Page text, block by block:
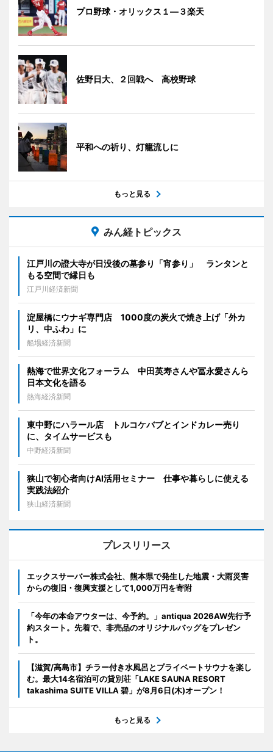
プロ野球・オリックス１―３楽天
佐野日大、２回戦へ 高校野球
平和への祈り、灯籠流しに
もっと見る
みん経トピックス
江戸川の證大寺が日没後の墓参り「宵参り」 ランタンと
もる空間で縁日も
江戸川経済新聞
淀屋橋にウナギ専門店 1000度の炭火で焼き上げ「外カ
リ、中ふわ」に
船場経済新聞
熱海で世界文化フォーラム 中田英寿さんや冨永愛さんら
日本文化を語る
熱海経済新聞
東中野にハラール店 トルコケバブとインドカレー売り
に、タイムサービスも
中野経済新聞
狭山で初心者向けAI活用セミナー 仕事や暮らしに使える
実践法紹介
狭山経済新聞
プレスリリース
エックスサーバー株式会社、熊本県で発生した地震・大雨災害
からの復旧・復興支援として1,000万円を寄附
「今年の本命アウターは、今予約。」antiqua 2026AW先行予
約スタート。先着で、非売品のオリジナルバッグをプレゼン
ト。
【滋賀/高島市】チラー付き水風呂とプライベートサウナを楽し
む。最大14名宿泊可の貸別荘「LAKE SAUNA RESORT
takashima SUITE VILLA 碧」が8月6日(木)オープン！
もっと見る